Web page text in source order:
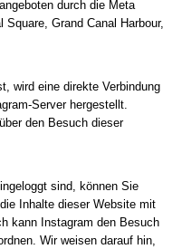
durch die Meta
Grand Canal Harbour,
wird eine direkte Verbindung
Server hergestellt.
den Besuch dieser
sind, können Sie
Inhalte dieser Website mit
kann Instagram den Besuch
Wir weisen darauf hin,